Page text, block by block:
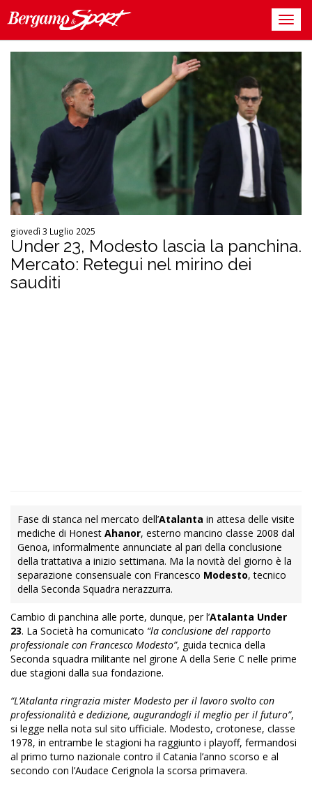
giovedì 3 Luglio 2025
Under 23, Modesto lascia la panchina.
Mercato: Retegui nel mirino dei
sauditi
Fase di stanca nel mercato dell’Atalanta in attesa delle visite
mediche di Honest Ahanor, esterno mancino classe 2008 dal
Genoa, informalmente annunciate al pari della conclusione
della trattativa a inizio settimana. Ma la novità del giorno è la
separazione consensuale con Francesco Modesto, tecnico
della Seconda Squadra nerazzurra.
Cambio di panchina alle porte, dunque, per l’Atalanta Under
23. La Società ha comunicato “la conclusione del rapporto
professionale con Francesco Modesto”, guida tecnica della
Seconda squadra militante nel girone A della Serie C nelle prime
due stagioni dalla sua fondazione.
“L’Atalanta ringrazia mister Modesto per il lavoro svolto con
professionalità e dedizione, augurandogli il meglio per il futuro”,
si legge nella nota sul sito ufficiale. Modesto, crotonese, classe
1978, in entrambe le stagioni ha raggiunto i playoff, fermandosi
al primo turno nazionale contro il Catania l’anno scorso e al
secondo con l’Audace Cerignola la scorsa primavera.